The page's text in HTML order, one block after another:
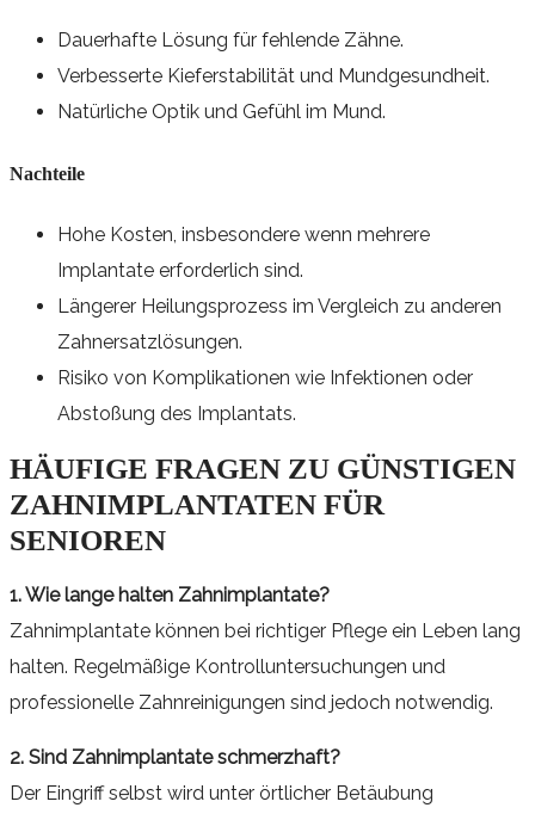
Dauerhafte Lösung für fehlende Zähne.
Verbesserte Kieferstabilität und Mundgesundheit.
Natürliche Optik und Gefühl im Mund.
Nachteile
Hohe Kosten, insbesondere wenn mehrere
Implantate erforderlich sind.
Längerer Heilungsprozess im Vergleich zu anderen
Zahnersatzlösungen.
Risiko von Komplikationen wie Infektionen oder
Abstoßung des Implantats.
HÄUFIGE FRAGEN ZU GÜNSTIGEN
ZAHNIMPLANTATEN FÜR
SENIOREN
1. Wie lange halten Zahnimplantate?
Zahnimplantate können bei richtiger Pflege ein Leben lang
halten. Regelmäßige Kontrolluntersuchungen und
professionelle Zahnreinigungen sind jedoch notwendig.
2. Sind Zahnimplantate schmerzhaft?
Der Eingriff selbst wird unter örtlicher Betäubung